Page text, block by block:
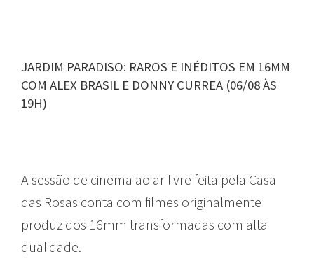
JARDIM PARADISO: RAROS E INÉDITOS EM 16MM
COM ALEX BRASIL E DONNY CURREA (06/08 ÀS
19H)
A sessão de cinema ao ar livre feita pela Casa
das Rosas conta com filmes originalmente
produzidos 16mm transformadas com alta
qualidade.